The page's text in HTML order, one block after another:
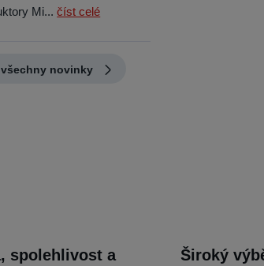
Mi...číst celé
novinky
spolehlivost a
Široký